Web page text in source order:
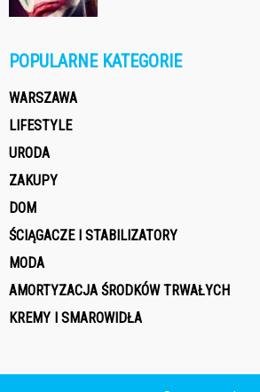
POPULARNE KATEGORIE
WARSZAWA
LIFESTYLE
URODA
ZAKUPY
DOM
ŚCIĄGACZE I STABILIZATORY
MODA
AMORTYZACJA ŚRODKÓW TRWAŁYCH
KREMY I SMAROWIDŁA